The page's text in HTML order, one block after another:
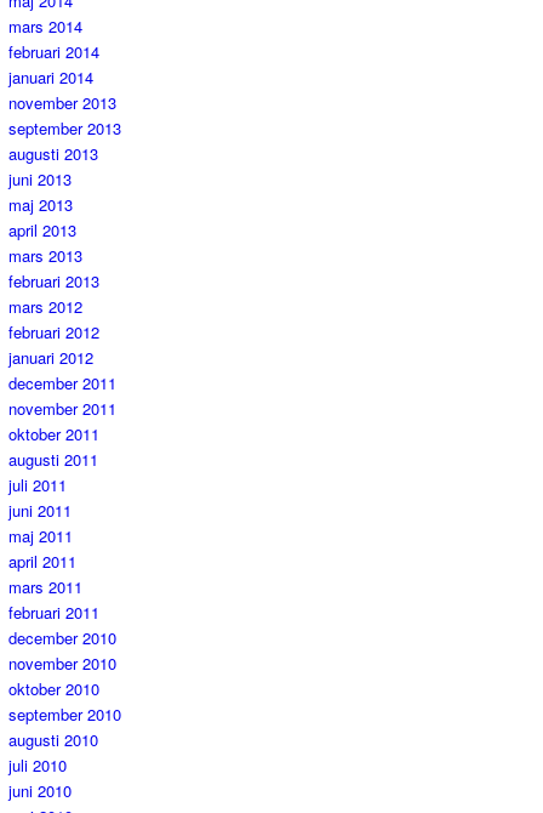
mars 2014
februari 2014
januari 2014
november 2013
september 2013
augusti 2013
juni 2013
maj 2013
april 2013
mars 2013
februari 2013
mars 2012
februari 2012
januari 2012
december 2011
november 2011
oktober 2011
augusti 2011
juli 2011
juni 2011
maj 2011
april 2011
mars 2011
februari 2011
december 2010
november 2010
oktober 2010
september 2010
augusti 2010
juli 2010
juni 2010